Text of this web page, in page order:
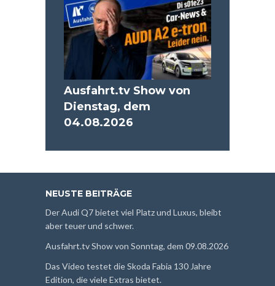
Ausfahrt.tv Show von
Dienstag, dem
04.08.2026
NEUSTE BEITRÄGE
Der Audi Q7 bietet viel Platz und Luxus, bleibt
aber teuer und schwer.
Ausfahrt.tv Show von Sonntag, dem 09.08.2026
Das Video testet die Skoda Fabia 130 Jahre
Edition, die viele Extras bietet.